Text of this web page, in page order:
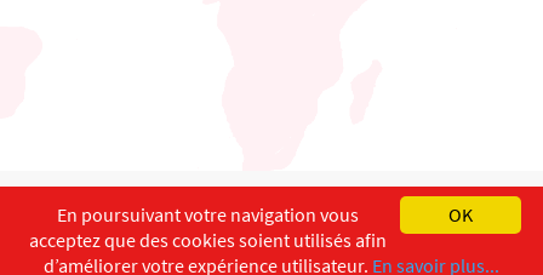
English Français
Copyright ©ISEC-AdW Impressum
OK
En poursuivant votre navigation vous
acceptez que des cookies soient utilisés afin
d’améliorer votre expérience utilisateur. En savoir plus...